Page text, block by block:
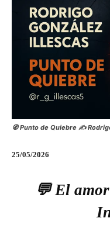
🧭 Punto de Quiebre ✍️
25/05/2026
💬 El